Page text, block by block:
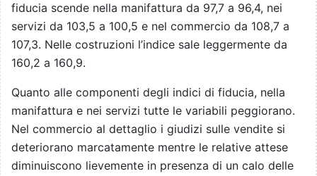
fiducia scende nella manifattura da 97,7 a 96,4, nei
servizi da 103,5 a 100,5 e nel commercio da 108,7 a
107,3. Nelle costruzioni l’indice sale leggermente da
160,2 a 160,9.
Quanto alle componenti degli indici di fiducia, nella
manifattura e nei servizi tutte le variabili peggiorano.
Nel commercio al dettaglio i giudizi sulle vendite si
deteriorano marcatamente mentre le relative attese
diminuiscono lievemente in presenza di un calo delle